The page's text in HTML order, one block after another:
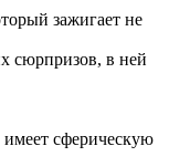
зажигает не
сюрпризов, в ней
сферическую